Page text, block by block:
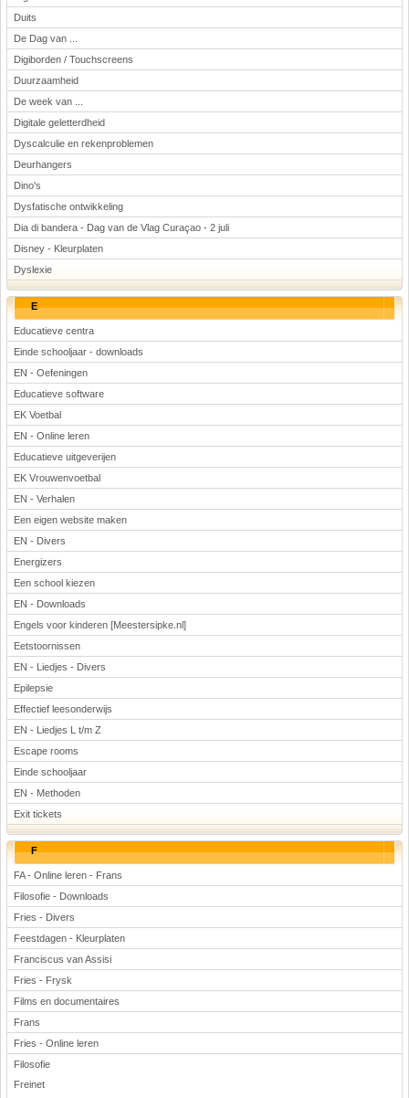
Duits
De Dag van ...
Digiborden / Touchscreens
Duurzaamheid
De week van ...
Digitale geletterdheid
Dyscalculie en rekenproblemen
Deurhangers
Dino's
Dysfatische ontwikkeling
Dia di bandera - Dag van de Vlag Curaçao - 2 juli
Disney - Kleurplaten
Dyslexie
E
Educatieve centra
Einde schooljaar - downloads
EN - Oefeningen
Educatieve software
EK Voetbal
EN - Online leren
Educatieve uitgeverijen
EK Vrouwenvoetbal
EN - Verhalen
Een eigen website maken
EN - Divers
Energizers
Een school kiezen
EN - Downloads
Engels voor kinderen [Meestersipke.nl]
Eetstoornissen
EN - Liedjes - Divers
Epilepsie
Effectief leesonderwijs
EN - Liedjes L t/m Z
Escape rooms
Einde schooljaar
EN - Methoden
Exit tickets
F
FA - Online leren - Frans
Filosofie - Downloads
Fries - Divers
Feestdagen - Kleurplaten
Franciscus van Assisi
Fries - Frysk
Films en documentaires
Frans
Fries - Online leren
Filosofie
Freinet